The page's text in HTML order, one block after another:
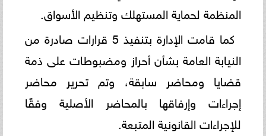
المنظمة لحماية المستهلك وتنظيم الأسواق.
كما قامت الإدارة بتنفيذ 5 قرارات صادرة من
النيابة العامة بشأن أحراز ومضبوطات على ذمة
قضايا ومحاضر سابقة، وتم تحرير محاضر
إجراءات وإرفاقها بالمحاضر الأصلية وفقًا
للإجراءات القانونية المتبعة.